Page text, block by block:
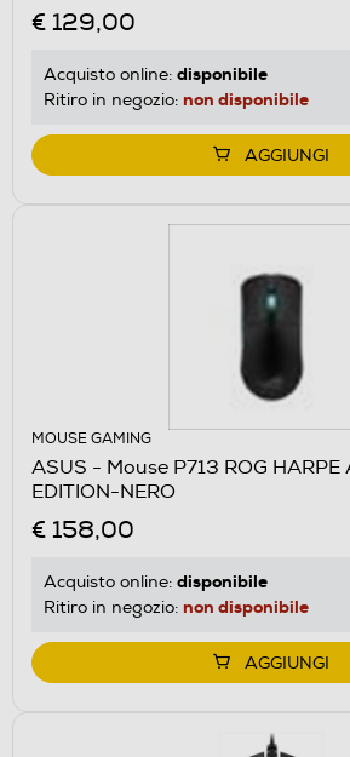
€ 129,00
Acquisto online: disponibile
Ritiro in negozio: non disponibile
AGGIUNGI
MOUSE GAMING
ASUS - Mouse P713 ROG HARPE
EDITION-NERO
€ 158,00
Acquisto online: disponibile
Ritiro in negozio: non disponibile
AGGIUNGI